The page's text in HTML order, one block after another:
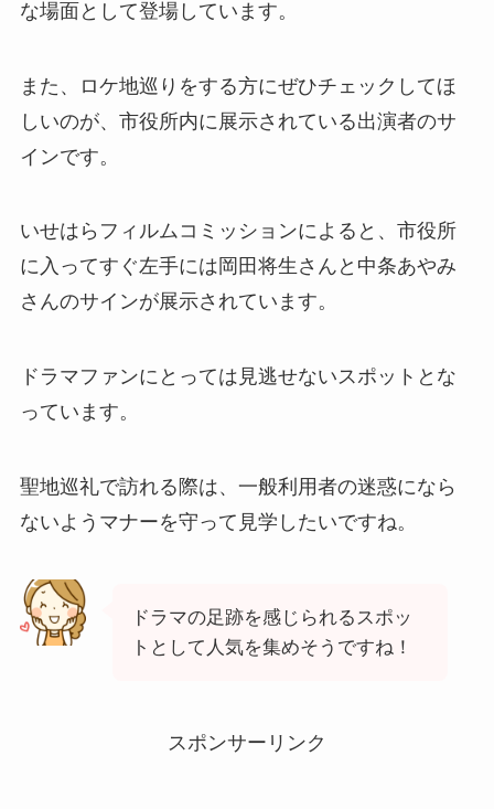
な場面として登場しています。
また、ロケ地巡りをする方にぜひチェックしてほ
しいのが、市役所内に展示されている出演者のサ
インです。
いせはらフィルムコミッションによると、市役所
に入ってすぐ左手には岡田将生さんと中条あやみ
さんのサインが展示されています。
ドラマファンにとっては見逃せないスポットとな
っています。
聖地巡礼で訪れる際は、一般利用者の迷惑になら
ないようマナーを守って見学したいですね。
ドラマの足跡を感じられるスポッ
トとして人気を集めそうですね！
スポンサーリンク